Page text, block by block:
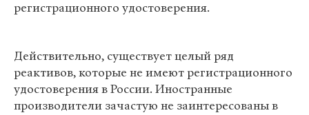
регистрационного удостоверения.
Действительно, существует целый ряд
реактивов, которые не имеют регистрационного
удостоверения в России. Иностранные
производители зачастую не заинтересованы в